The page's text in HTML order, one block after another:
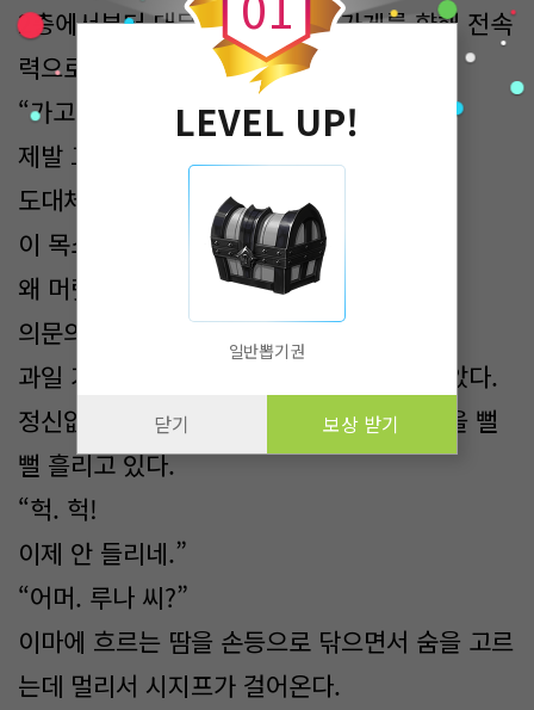
2층에서부터 대문을 지나, 과일 가게를 향해 전속
력으로 달렸다.
“가고 있어.
제발 그만 말해!”
도대체 뭐지?
이 목소리의 주인은 도대체 누구야?
왜 머릿속에서 시끄럽게 울리는 건데!
의문의 목소리는 계속해서 ‘가’라고 외치다.
과일 가게 앞에 다다르자 소리가 들리지 않았다.
정신없이 달리다 보니 몸은 가게 앞에서 땀을 뻘
뻘 흘리고 있다.
“헉. 헉!
이제 안 들리네.”
“어머. 루나 씨?”
이마에 흐르는 땀을 손등으로 닦으면서 숨을 고르
는데 멀리서 시지프가 걸어온다.
LEVEL UP!
일반뽑기권
닫기 보상 받기